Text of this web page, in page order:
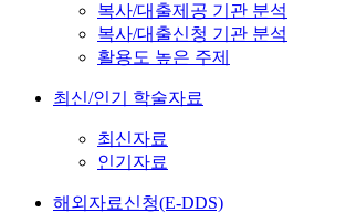
복사/대출제공 기관 분석
복사/대출신청 기관 분석
활용도 높은 주제
최신/인기 학술자료
최신자료
인기자료
해외자료신청(E-DDS)